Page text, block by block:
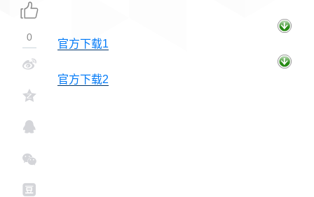
官方下载1
官方下载2
0